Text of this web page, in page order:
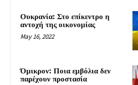
Ουκρανία: Στο επίκεντρο η
αντοχή της οικονομίας
May 16, 2022
Όμικρον: Ποια εμβόλια δεν
παρέχουν προστασία